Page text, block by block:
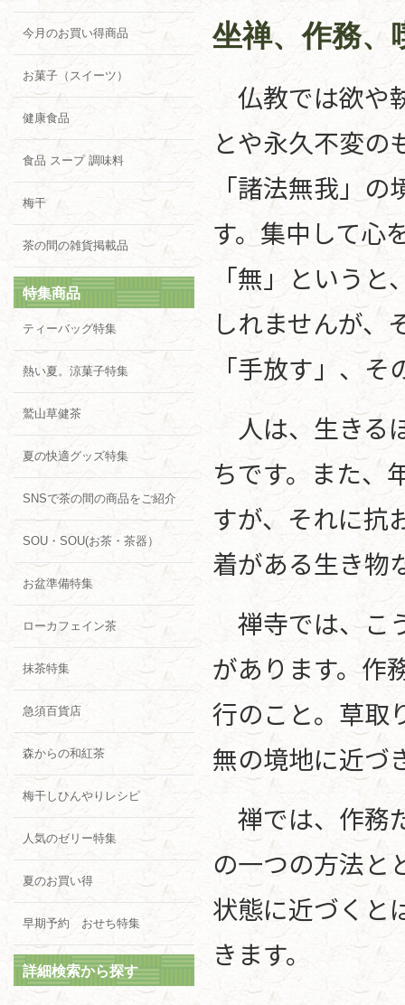
今月のお買い得商品
お菓子（スイーツ）
健康食品
食品 スープ 調味料
梅干
茶の間の雑貨掲載品
特集商品
ティーバッグ特集
熱い夏。涼菓子特集
鷲山草健茶
夏の快適グッズ特集
SNSで茶の間の商品をご紹介
SOU・SOU(お茶・茶器）
お盆準備特集
ローカフェイン茶
抹茶特集
急須百貨店
森からの和紅茶
梅干しひんやりレシピ
人気のゼリー特集
夏のお買い得
早期予約 おせち特集
詳細検索から探す
坐禅、作務、
仏教では欲や
とや永久不変の
「諸法無我」
す。集中して心
「無」という
しれませんが、
「手放す」、
人は、生きる
ちです。また、
すが、それに抗
着がある生き物
禅寺では、こ
があります。作
行のこと。草取
無の境地に近づ
禅では、作務
の一つの方法と
状態に近づくと
きます。